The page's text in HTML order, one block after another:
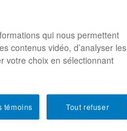
qui nous permettent
contenus vidéo, d’analyser les
votre choix en sélectionnant
Tout refuser
témoins